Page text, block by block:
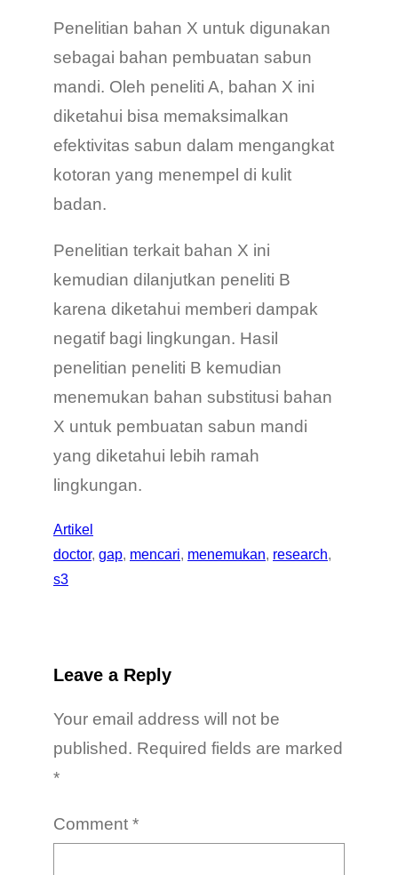
Penelitian bahan X untuk digunakan
sebagai bahan pembuatan sabun
mandi. Oleh peneliti A, bahan X ini
diketahui bisa memaksimalkan
efektivitas sabun dalam mengangkat
kotoran yang menempel di kulit
badan.
Penelitian terkait bahan X ini
kemudian dilanjutkan peneliti B
karena diketahui memberi dampak
negatif bagi lingkungan. Hasil
penelitian peneliti B kemudian
menemukan bahan substitusi bahan
X untuk pembuatan sabun mandi
yang diketahui lebih ramah
lingkungan.
Artikel
doctor, gap, mencari, menemukan, research
s3
Leave a Reply
Your email address will not be
published. Required fields are marked
*
Comment *